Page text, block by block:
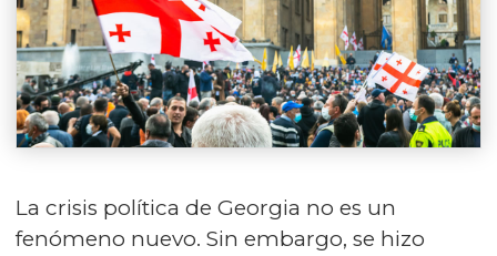
La crisis política de Georgia no es un
fenómeno nuevo. Sin embargo, se hizo